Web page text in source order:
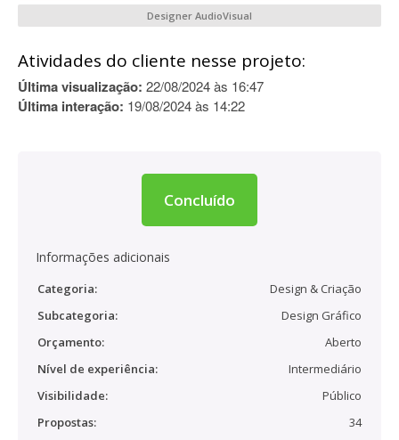
Designer AudioVisual
Atividades do cliente nesse projeto:
Última visualização: 22/08/2024 às 16:47
Última interação: 19/08/2024 às 14:22
Concluído
Informações adicionais
Categoria:
Design & Criação
Subcategoria:
Design Gráfico
Orçamento:
Aberto
Nível de experiência:
Intermediário
Visibilidade:
Público
Propostas:
34